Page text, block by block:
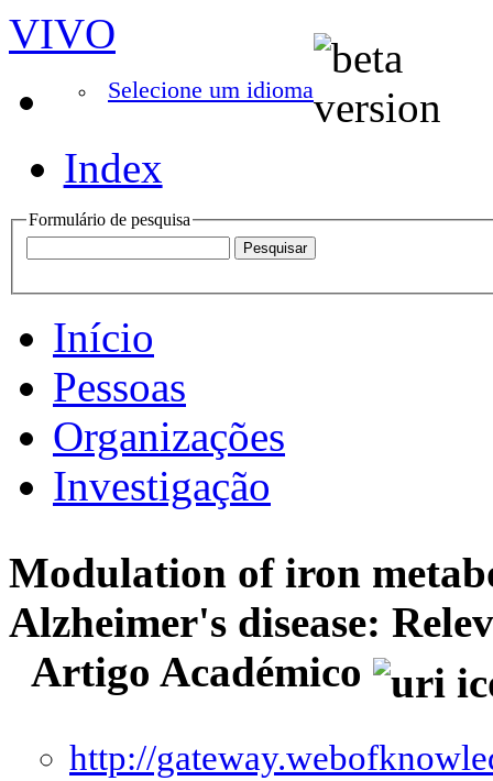
VIVO
Selecione um idioma
Index
Formulário de pesquisa
Início
Pessoas
Organizações
Investigação
Modulation of iron
Alzheimer's disease:
Artigo Académico
http://